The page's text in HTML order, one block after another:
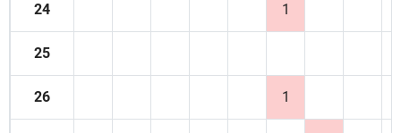
24 1
25
26 1